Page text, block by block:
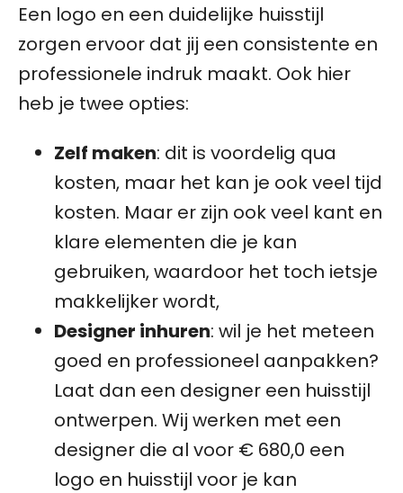
Een logo en een duidelijke huisstijl
zorgen ervoor dat jij een consistente en
professionele indruk maakt. Ook hier
heb je twee opties:
Zelf maken: dit is voordelig qua
kosten, maar het kan je ook veel tijd
kosten. Maar er zijn ook veel kant en
klare elementen die je kan
gebruiken, waardoor het toch ietsje
makkelijker wordt,
Designer inhuren: wil je het meteen
goed en professioneel aanpakken?
Laat dan een designer een huisstijl
ontwerpen. Wij werken met een
designer die al voor € 680,0 een
logo en huisstijl voor je kan